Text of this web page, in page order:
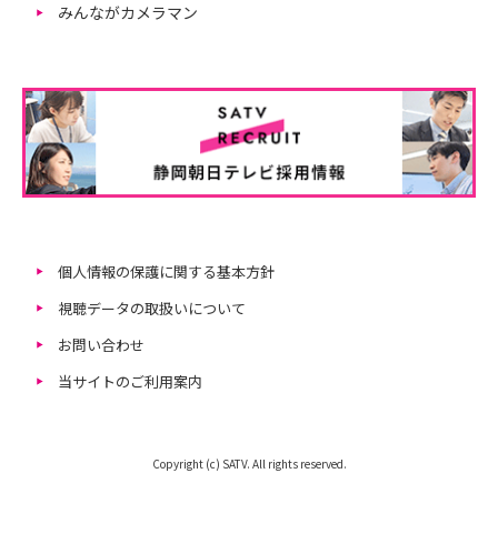
みんながカメラマン
個人情報の保護に関する基本方針
視聴データの取扱いについて
お問い合わせ
当サイトのご利用案内
Copyright (c) SATV. All rights reserved.